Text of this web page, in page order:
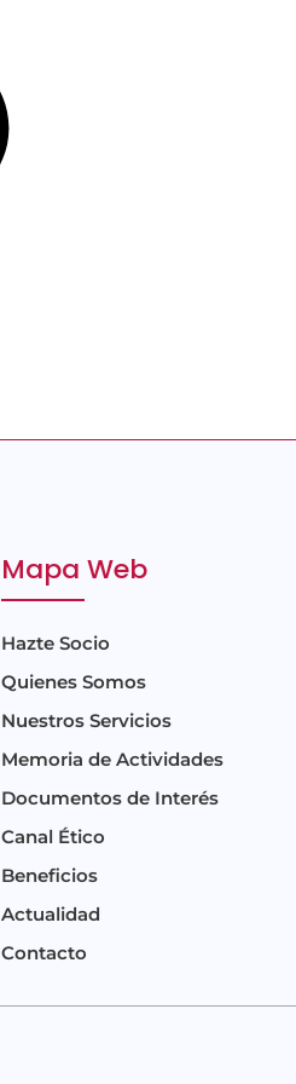
Mapa Web
Hazte Socio
Quienes Somos
Nuestros Servicios
Memoria de Actividades
Documentos de Interés
Canal Ético
Beneficios
Actualidad
Contacto